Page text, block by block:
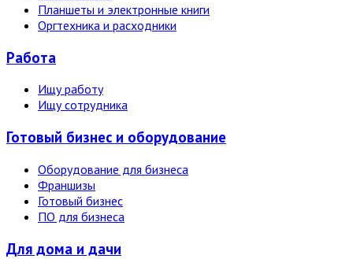
Планшеты и электронные книги
Оргтехника и расходники
Работа
Ищу работу
Ищу сотрудника
Готовый бизнес и оборудование
Оборудование для бизнеса
Франшизы
Готовый бизнес
ПО для бизнеса
Для дома и дачи